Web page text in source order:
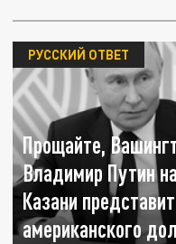
Прощайте,
Владимир Путин
Казани
американского
РУССКИЙ ОТВЕТ